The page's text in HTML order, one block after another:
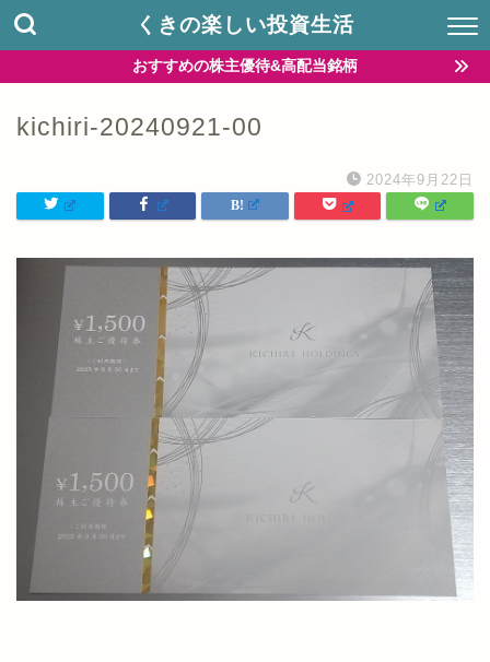
くきの楽しい投資生活
おすすめの株主優待&高配当銘柄
kichiri-20240921-00
2024年9月22日